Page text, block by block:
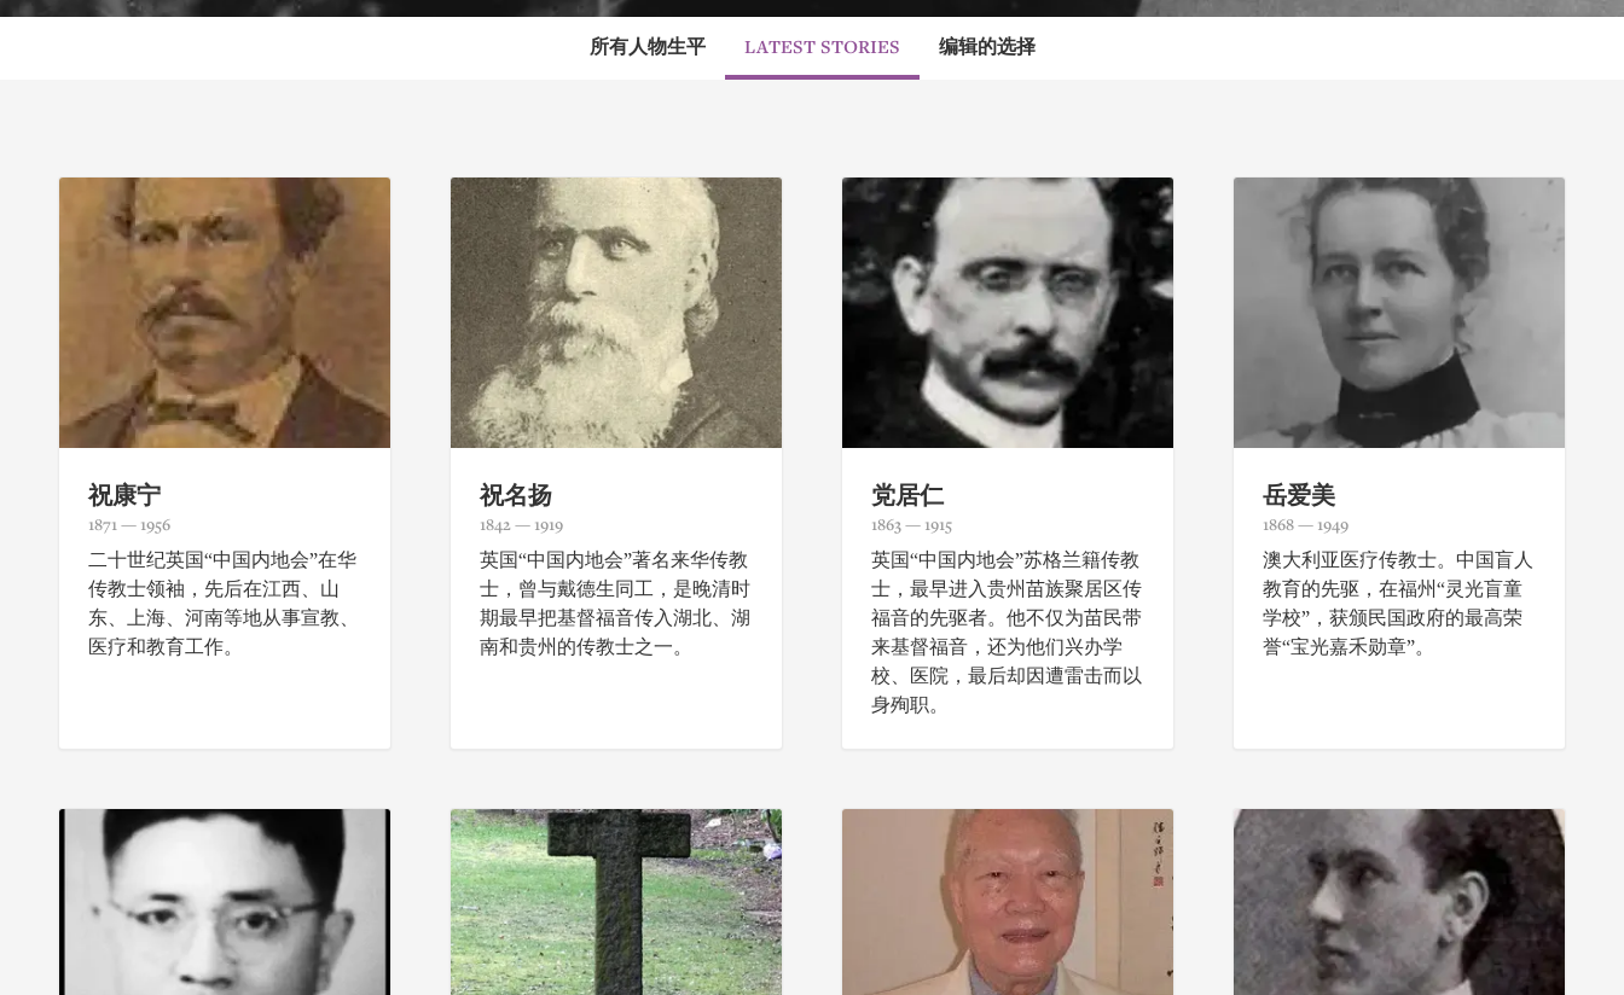
所有人物生平 LATEST STORIES 编辑的选择
祝康宁
1871 — 1956
二十世纪英国“中国内地会”在华
传教士领袖，先后在江西、山
东、上海、河南等地从事宣教、
医疗和教育工作。
祝名扬
1842 — 1919
英国“中国内地会”著名来华传教
士，曾与戴德生同工，是晚清时
期最早把基督福音传入湖北、湖
南和贵州的传教士之一。
党居仁
1863 — 1915
英国“中国内地会”苏格兰籍传教
士，最早进入贵州苗族聚居区传
福音的先驱者。他不仅为苗民带
来基督福音，还为他们兴办学
校、医院，最后却因遭雷击而以
身殉职。
岳爱美
1868 — 1949
澳大利亚医疗传教士。中国盲人
教育的先驱，在福州“灵光盲童
学校”，获颁民国政府的最高荣
誉“宝光嘉禾勋章”。